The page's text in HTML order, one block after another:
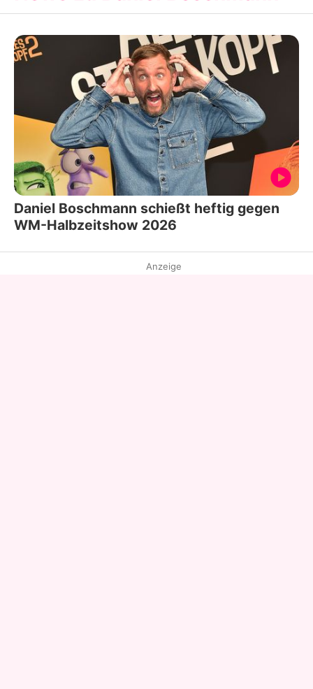
Daniel Boschmann schießt heftig gegen
WM-Halbzeitshow 2026
Anzeige